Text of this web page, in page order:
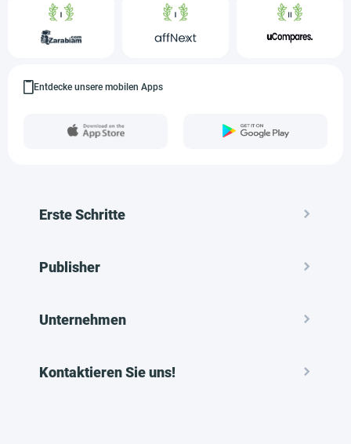
Entdecke unsere mobilen Apps
Erste Schritte
Publisher
Unternehmen
Kontaktieren Sie uns!